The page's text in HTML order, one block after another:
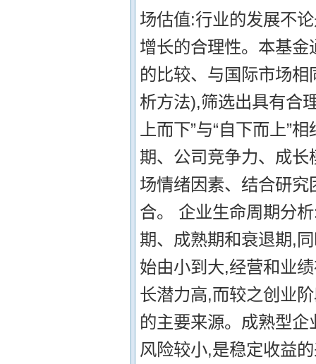
场估值:行业的发展不
增长的合理性。本基
的比较、与国际市场
析方法),筛选出具有合
上而下”与“自下而上”
期、公司竞争力、成
场情绪因素、结合研
合。 企业生命周期分
期、成熟期和衰退期,
始由小到大,经营和业
长潜力高,而较之创业
的主要来源。成熟型
风险较小,是稳定收益